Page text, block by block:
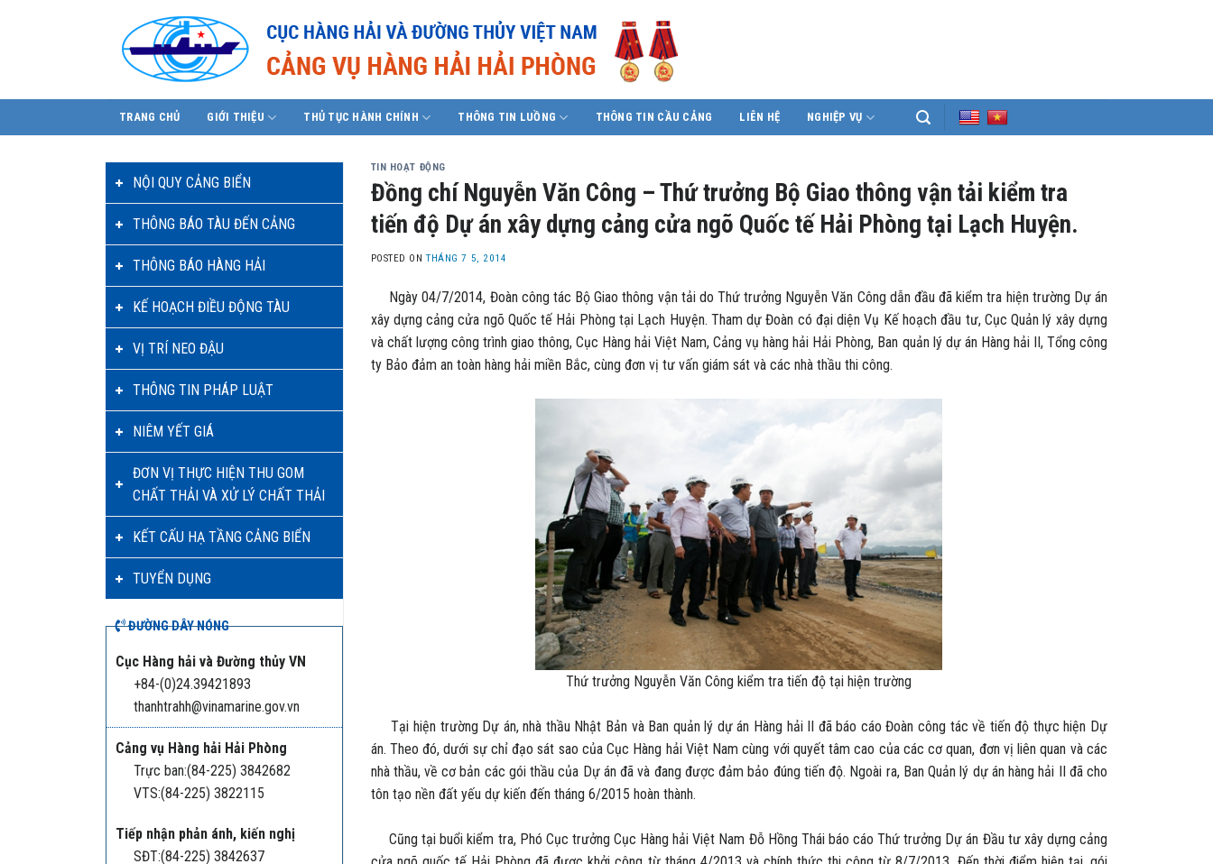
TRANG CHỦ GIỚI THIỆU THỦ TỤC HÀNH CHÍNH THÔNG TIN LUỒNG THÔNG TIN CẦU CẢNG LIÊN HỆ NGHIỆP VỤ
NỘI QUY CẢNG BIỂN
THÔNG BÁO TÀU ĐẾN CẢNG
THÔNG BÁO HÀNG HẢI
KẾ HOẠCH ĐIỀU ĐỘNG TÀU
VỊ TRÍ NEO ĐẬU
THÔNG TIN PHÁP LUẬT
NIÊM YẾT GIÁ
ĐƠN VỊ THỰC HIỆN THU GOM
CHẤT THẢI VÀ XỬ LÝ CHẤT THẢI
KẾT CẤU HẠ TẦNG CẢNG BIỂN
TUYỂN DỤNG
ĐƯỜNG DÂY NÓNG
Cục Hàng hải và Đường thủy VN
+84-(0)24.39421893
thanhtrahh@vinamarine.gov.vn
Cảng vụ Hàng hải Hải Phòng
Trực ban:(84-225) 3842682
VTS:(84-225) 3822115
Tiếp nhận phản ánh, kiến nghị
SĐT:(84-225) 3842637
TIN HOẠT ĐỘNG
Đồng chí Nguyễn Văn Công – Thứ trưởng Bộ Giao thông vận tải kiểm tra
tiến độ Dự án xây dựng cảng cửa ngõ Quốc tế Hải Phòng tại Lạch Huyện.
POSTED ONTHÁNG 7 5, 2014
Ngày 04/7/2014, Đoàn công tác Bộ Giao thông vận tải do Thứ trưởng Nguyễn Văn Công dẫn đầu đã kiểm tra hiện trường Dự án
xây dựng cảng cửa ngõ Quốc tế Hải Phòng tại Lạch Huyện. Tham dự Đoàn có đại diện Vụ Kế hoạch đầu tư, Cục Quản lý xây dựng
và chất lượng công trình giao thông, Cục Hàng hải Việt Nam, Cảng vụ hàng hải Hải Phòng, Ban quản lý dự án Hàng hải II, Tổng công
ty Bảo đảm an toàn hàng hải miền Bắc, cùng đơn vị tư vấn giám sát và các nhà thầu thi công.
Thứ trưởng Nguyễn Văn Công kiểm tra tiến độ tại hiện trường
Tại hiện trường Dự án, nhà thầu Nhật Bản và Ban quản lý dự án Hàng hải II đã báo cáo Đoàn công tác về tiến độ thực hiện Dự
án. Theo đó, dưới sự chỉ đạo sát sao của Cục Hàng hải Việt Nam cùng với quyết tâm cao của các cơ quan, đơn vị liên quan và các
nhà thầu, về cơ bản các gói thầu của Dự án đã và đang được đảm bảo đúng tiến độ. Ngoài ra, Ban Quản lý dự án hàng hải II đã cho
tôn tạo nền đất yếu dự kiến đến tháng 6/2015 hoàn thành.
Cũng tại buổi kiểm tra, Phó Cục trưởng Cục Hàng hải Việt Nam Đỗ Hồng Thái báo cáo Thứ trưởng Dự án Đầu tư xây dựng cảng